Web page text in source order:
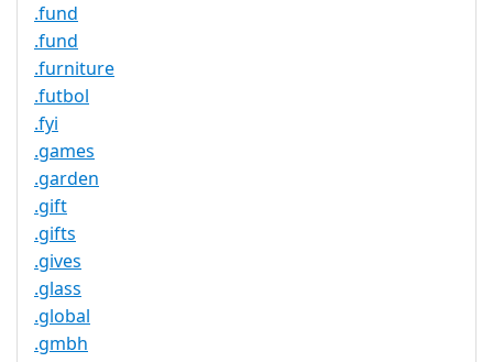
.fund
.fund
.furniture
.futbol
.fyi
.games
.garden
.gift
.gifts
.gives
.glass
.global
.gmbh